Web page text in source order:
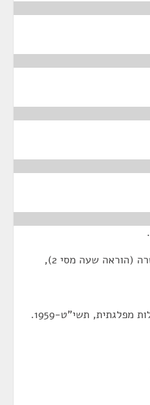
(הוראה שעה מסי 2),
מפלגתית, תשי"ט-1959.